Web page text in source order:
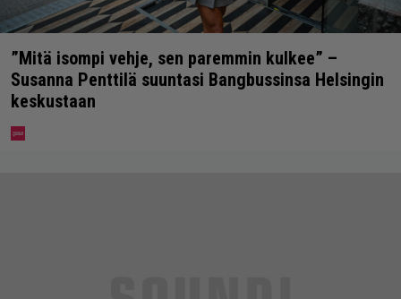
”Mitä isompi vehje, sen paremmin kulkee” –
Susanna Penttilä suuntasi Bangbussinsa Helsingin
keskustaan